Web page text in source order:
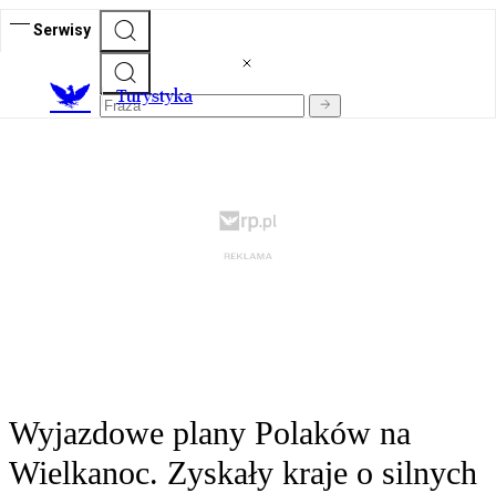
Serwisy
Turystyka
Wyjazdowe plany Polaków na
Wielkanoc. Zyskały kraje o silnych